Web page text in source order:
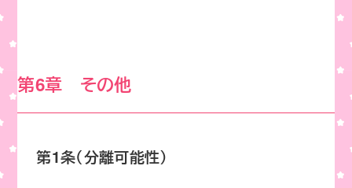
第6章 その他
第1条（分離可能性）